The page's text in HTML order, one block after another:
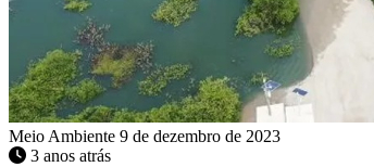
Meio Ambiente 9 de dezembro de 2023
3 anos atrás